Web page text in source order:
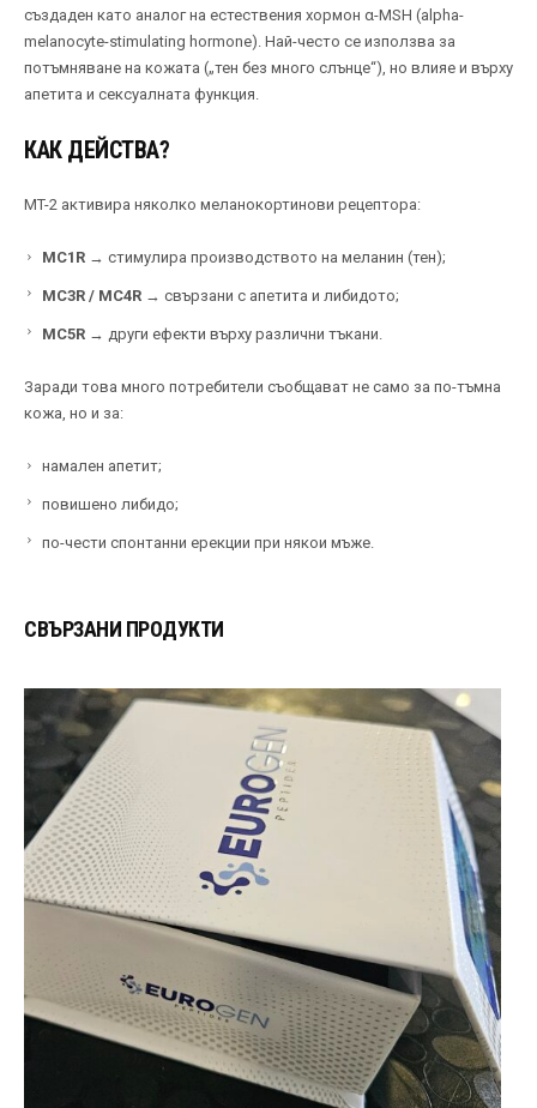
създаден като аналог на естествения хормон α-MSH (alpha-
melanocyte-stimulating hormone). Най-често се използва за
потъмняване на кожата („тен без много слънце“), но влияе и върху
апетита и сексуалната функция.
КАК ДЕЙСТВА?
MT-2 активира няколко меланокортинови рецептора:
MC1R → стимулира производството на меланин (тен);
MC3R / MC4R → свързани с апетита и либидото;
MC5R → други ефекти върху различни тъкани.
Заради това много потребители съобщават не само за по-тъмна
кожа, но и за:
намален апетит;
повишено либидо;
по-чести спонтанни ерекции при някои мъже.
СВЪРЗАНИ ПРОДУКТИ